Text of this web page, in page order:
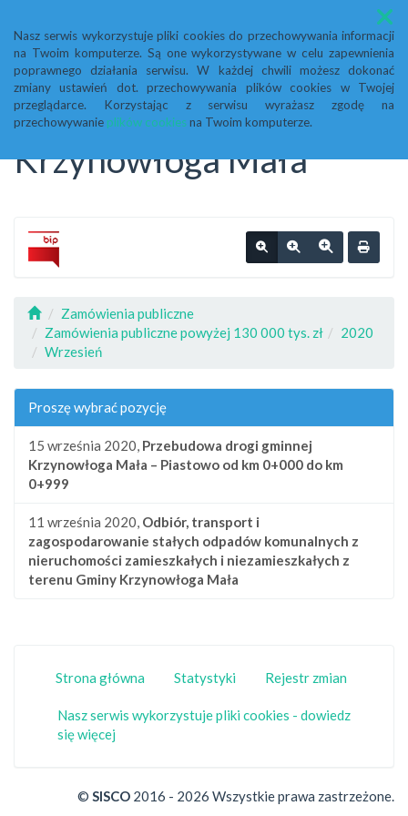
Nasz serwis wykorzystuje pliki cookies do przechowywania informacji
na Twoim komputerze. Są one wykorzystywane w celu zapewnienia
poprawnego działania serwisu. W każdej chwili możesz dokonać
zmiany ustawień dot. przechowywania plików cookies w Twojej
przeglądarce. Korzystając z serwisu wyrażasz zgodę na
przechowywanie plików cookiesna Twoim komputerze.
Menu
Biuletyn Informacji
Publicznej Urząd Gminy
Krzynowłoga Mała
Zamówienia publiczne
Zamówienia publiczne powyżej 130 000 tys. zł
2020
Wrzesień
Proszę wybrać pozycję
15 września 2020, Przebudowa drogi gminnej
Krzynowłoga Mała – Piastowo od km 0+000 do km
0+999
11 września 2020, Odbiór, transport i
zagospodarowanie stałych odpadów komunalnych z
nieruchomości zamieszkałych i niezamieszkałych z
terenu Gminy Krzynowłoga Mała
Strona główna Statystyki Rejestr zmian
Nasz serwis wykorzystuje pliki cookies - dowiedz
się więcej
© SISCO 2016 - 2026 Wszystkie prawa zastrzeżone.